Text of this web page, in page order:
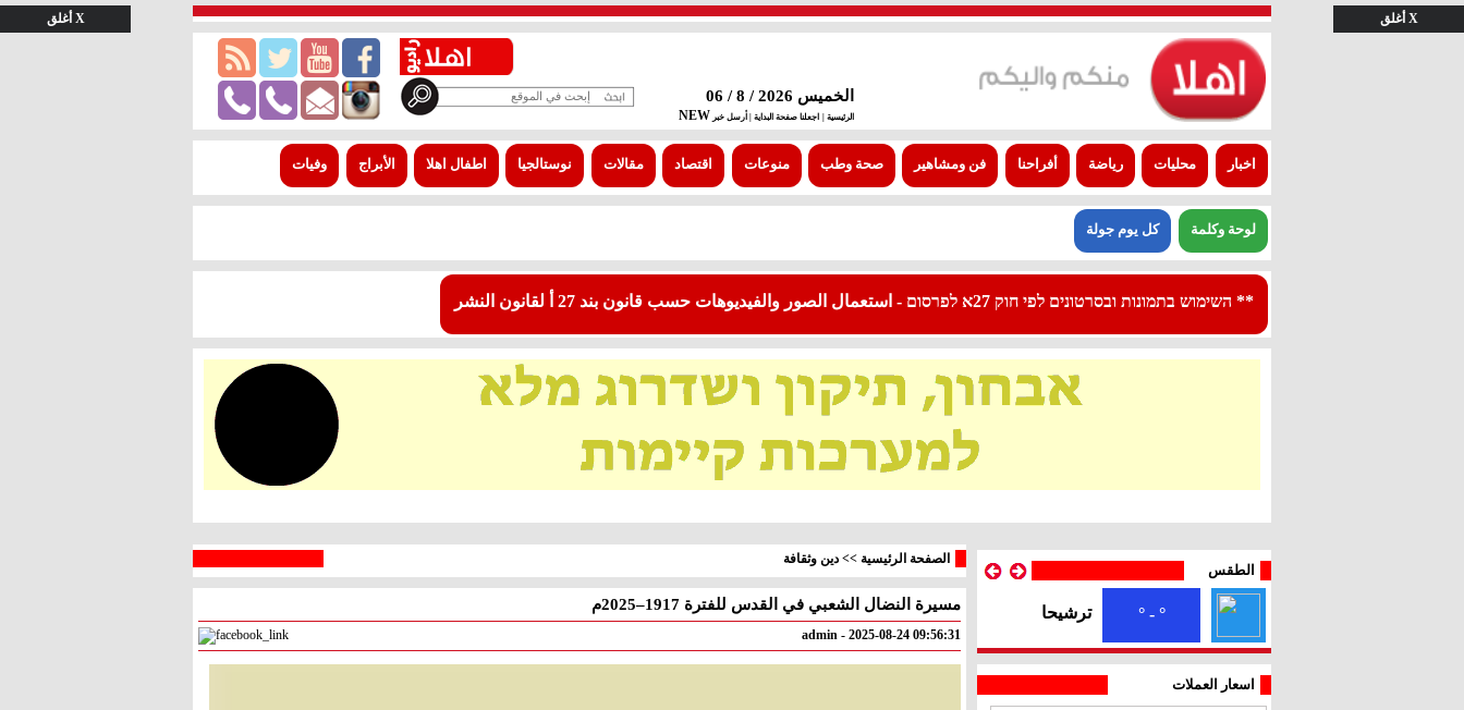
X أغلق X أغلق
الخميس 2026 / 8 / 06
الرئيسية | اجعلنا صفحة البداية | أرسل خبر NEW
اخبار محليات رياضة أفراحنا فن ومشاهير صحة وطب منوعات اقتصاد مقالات نوستالجيا اطفال اهلا الأبراج وفيات
لوحة وكلمة كل يوم جولة
** השימוש בתמונות ובסרטונים לפי חוק 27א לפרסום - استعمال الصور والفيديوهات حسب قانون بند 27 أ لقانون النشر
الطقس
° - ° ترشيحا ° - ° معليا
اسعار العملات
الصفحة الرئيسية >>دين وثقافة
مسيرة النضال الشعبي في القدس للفترة 1917–2025م
admin - 2025-08-24 09:56:31